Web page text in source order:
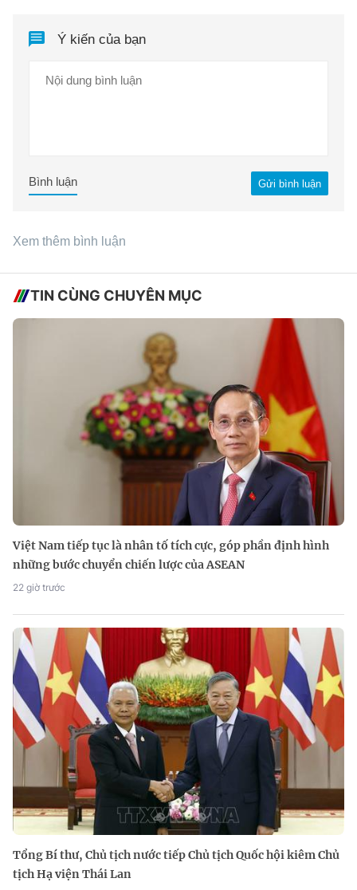
Ý kiến của bạn
Gửi bình luận
Bình luận
Xem thêm bình luận
TIN CÙNG CHUYÊN MỤC
Việt Nam tiếp tục là nhân tố tích cực, góp phần định hình
những bước chuyển chiến lược của ASEAN
22 giờ trước
Tổng Bí thư, Chủ tịch nước tiếp Chủ tịch Quốc hội kiêm Chủ
tịch Hạ viện Thái Lan